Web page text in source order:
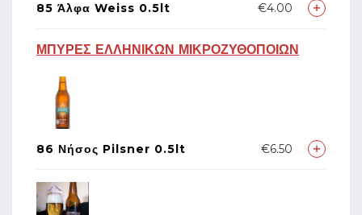
85 Άλφα Weiss 0.5lt €4.00
ΜΠΥΡΕΣ ΕΛΛΗΝΙΚΩΝ ΜΙΚΡΟΖΥΘΟΠΟΙΩΝ
86 Νήσος Pilsner 0.5lt €6.50